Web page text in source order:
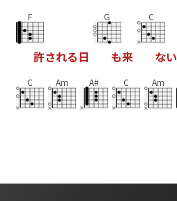
F
許される日
G
も来
C
ない
C Am A# C Am